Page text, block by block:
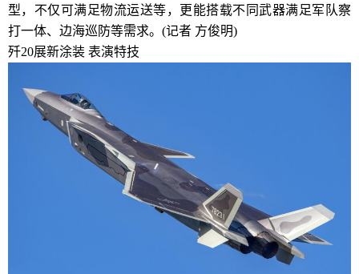
型，不仅可满足物流运送等，更能搭载不同武器满足军队察
打一体、边海巡防等需求。(记者 方俊明)
歼20展新涂装 表演特技